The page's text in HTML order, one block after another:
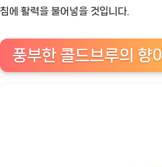
침에 활력을 불어넣을 것입니다.
풍부한 콜드브루의 향이